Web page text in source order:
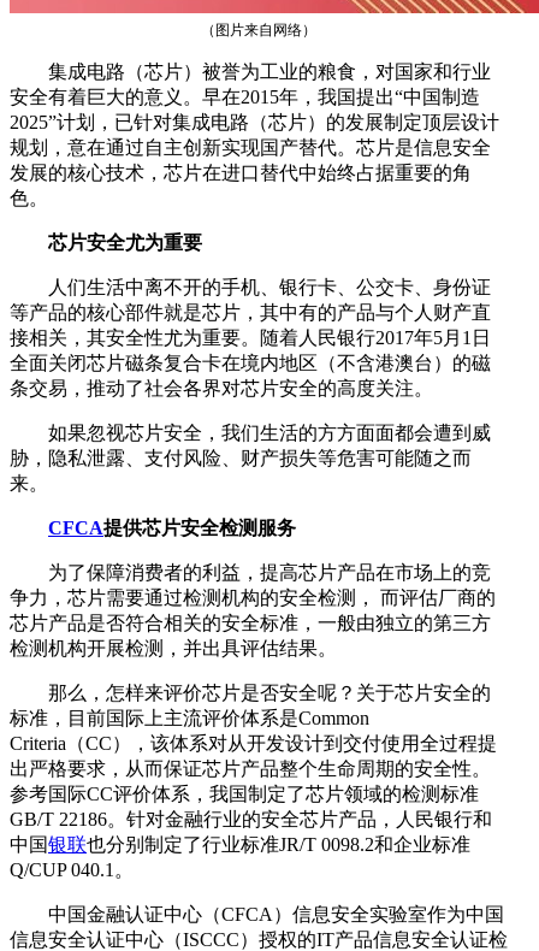
（图片来自网络）
集成电路（芯片）被誉为工业的粮食，对国家和行业
安全有着巨大的意义。早在2015年，我国提出“中国制造
2025”计划，已针对集成电路（芯片）的发展制定顶层设计
规划，意在通过自主创新实现国产替代。芯片是信息安全
发展的核心技术，芯片在进口替代中始终占据重要的角
色。
芯片安全尤为重要
人们生活中离不开的手机、银行卡、公交卡、身份证
等产品的核心部件就是芯片，其中有的产品与个人财产直
接相关，其安全性尤为重要。随着人民银行2017年5月1日
全面关闭芯片磁条复合卡在境内地区（不含港澳台）的磁
条交易，推动了社会各界对芯片安全的高度关注。
如果忽视芯片安全，我们生活的方方面面都会遭到威
胁，隐私泄露、支付风险、财产损失等危害可能随之而
来。
CFCA提供芯片安全检测服务
为了保障消费者的利益，提高芯片产品在市场上的竞
争力，芯片需要通过检测机构的安全检测， 而评估厂商的
芯片产品是否符合相关的安全标准，一般由独立的第三方
检测机构开展检测，并出具评估结果。
那么，怎样来评价芯片是否安全呢？关于芯片安全的
标准，目前国际上主流评价体系是Common
Criteria（CC），该体系对从开发设计到交付使用全过程提
出严格要求，从而保证芯片产品整个生命周期的安全性。
参考国际CC评价体系，我国制定了芯片领域的检测标准
GB/T 22186。针对金融行业的安全芯片产品，人民银行和
中国银联也分别制定了行业标准JR/T 0098.2和企业标准
Q/CUP 040.1。
中国金融认证中心（CFCA）信息安全实验室作为中国
信息安全认证中心（ISCCC）授权的IT产品信息安全认证检